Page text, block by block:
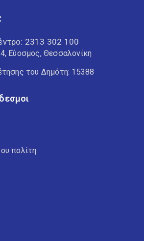
2313 302 100
Εύοσμος, Θεσσαλονίκη
του Δημότη: 15388
πολίτη